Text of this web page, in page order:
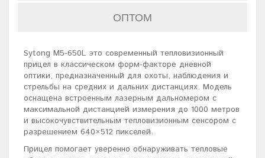
ОПТОМ
Sytong M5-650L это современный тепловизионный
прицел в классическом форм-факторе дневной
оптики, предназначенный для охоты, наблюдения и
стрельбы на средних и дальних дистанциях. Модель
оснащена встроенным лазерным дальномером с
максимальной дистанцией измерения до 1000 метров
и высокочувствительным тепловизионным сенсором с
разрешением 640×512 пикселей.
Прицел помогает уверенно обнаруживать тепловые